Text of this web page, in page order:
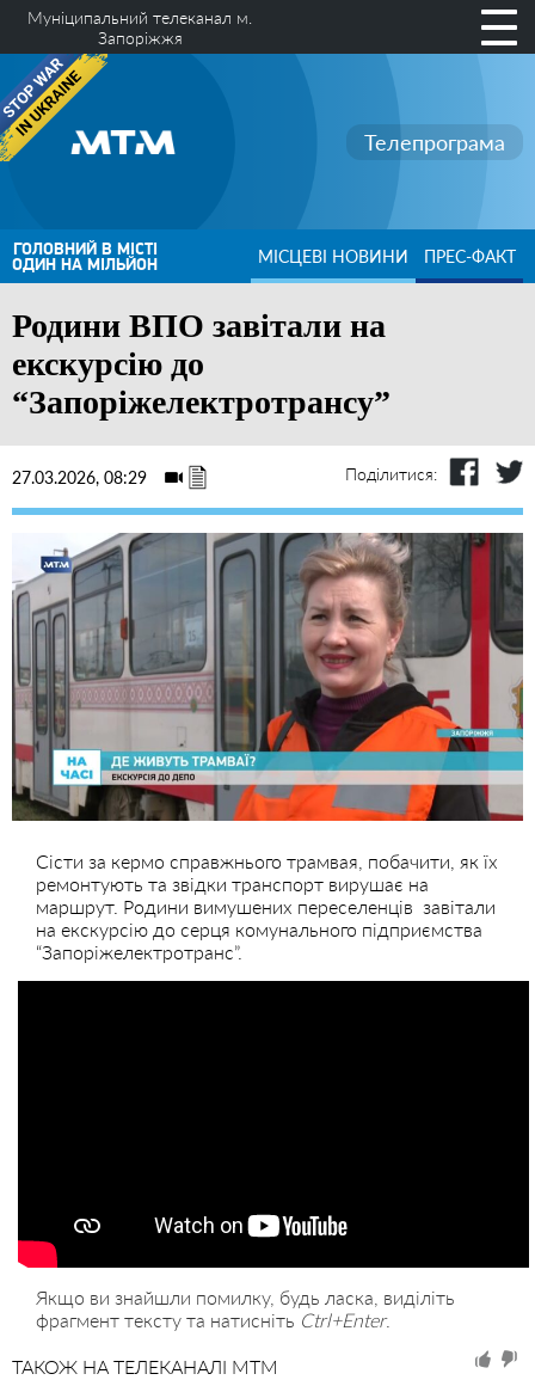
Муніципальний телеканал м.
Запоріжжя
Телепрограма
ГОЛОВНИЙ В МІСТІ
ОДИН НА МІЛЬЙОН МІСЦЕВІ НОВИНИ ПРЕС-ФАКТ
Родини ВПО завітали на
екскурсію до
“Запоріжелектротрансу”
27.03.2026, 08:29 Поділитися:
Сісти за кермо справжнього трамвая, побачити, як їх
ремонтують та звідки транспорт вирушає на
маршрут. Родини вимушених переселенців завітали
на екскурсію до серця комунального підприємства
“Запоріжелектротранс”.
Якщо ви знайшли помилку, будь ласка, виділіть
фрагмент тексту та натисніть Ctrl+Enter.
ТАКОЖ НА ТЕЛЕКАНАЛІ MTM